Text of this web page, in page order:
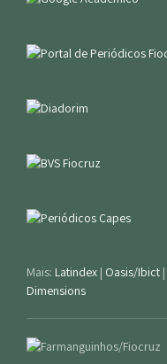
Mais: Latindex | Oasis/Ibict |
Dimensions